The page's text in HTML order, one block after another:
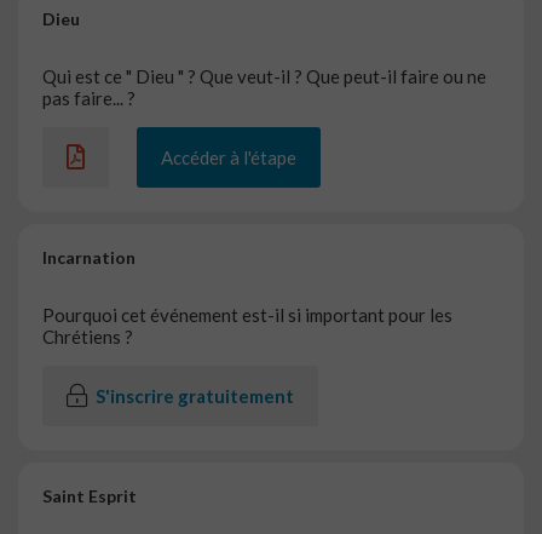
Dieu
Qui est ce " Dieu " ? Que veut-il ? Que peut-il faire ou ne
pas faire... ?
Accéder à l'étape
Incarnation
Pourquoi cet événement est-il si important pour les
Chrétiens ?
S'inscrire gratuitement
Saint Esprit